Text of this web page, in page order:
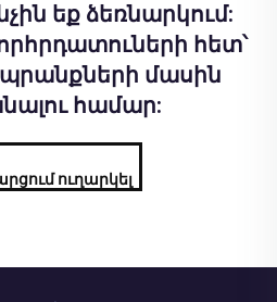
եք ձեռնարկում:
հետ՝
մասին
համար:
ուղարկել